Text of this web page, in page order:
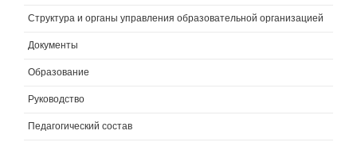
Структура и органы управления образовательной организацией
Документы
Образование
Руководство
Педагогический состав